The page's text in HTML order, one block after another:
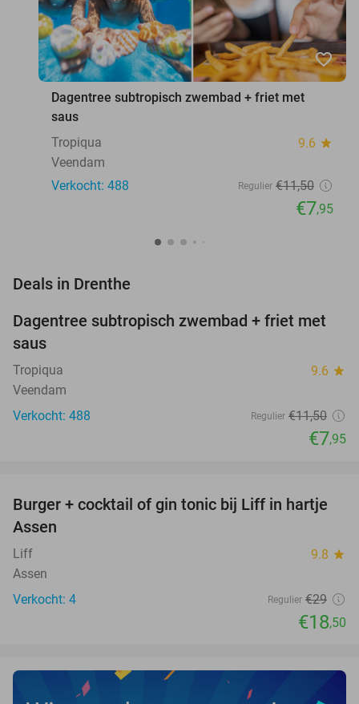
favorite_border
Dagentree subtropisch zwembad + friet met
saus
Tropiqua
9.6 star
Veendam
Verkocht: 488
Regulier €11,50
€7,95
Deals in Drenthe
31%
Dagentree subtropisch zwembad + friet met
saus
Tropiqua 9.6 star
Veendam
Verkocht: 488
Regulier €11,50
€7,95
36%
NEW
TODAY
Burger + cocktail of gin tonic bij Liff in hartje
Assen
Liff 9.8 star
Assen
Verkocht: 4
Regulier €29
€18,50